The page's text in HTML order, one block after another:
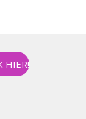
HIER!